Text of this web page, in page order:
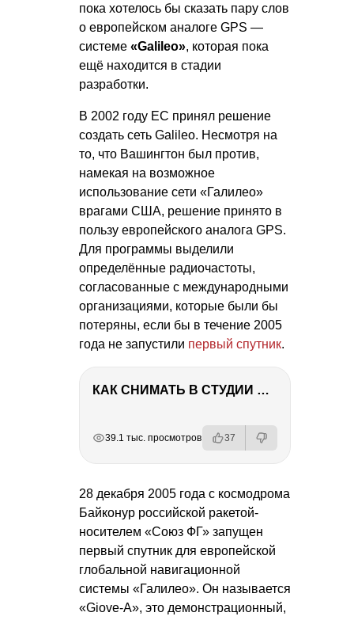
пока хотелось бы сказать пару слов
о европейском аналоге GPS —
системе «Galileo», которая пока
ещё находится в стадии
разработки.
В 2002 году ЕС принял решение
создать сеть Galileo. Несмотря на
то, что Вашингтон был против,
намекая на возможное
использование сети «Галилео»
врагами США, решение принято в
пользу европейского аналога GPS.
Для программы выделили
определённые радиочастоты,
согласованные с международными
организациями, которые были бы
потеряны, если бы в течение 2005
года не запустили первый спутник.
КАК СНИМАТЬ В СТУДИИ СО ВСПЫШКАМИ
39.1 тыс. просмотров 37
28 декабря 2005 года с космодрома
Байконур российской ракетой-
носителем «Союз ФГ» запущен
первый спутник для европейской
глобальной навигационной
системы «Галилео». Он называется
«Giove-A», это демонстрационный,